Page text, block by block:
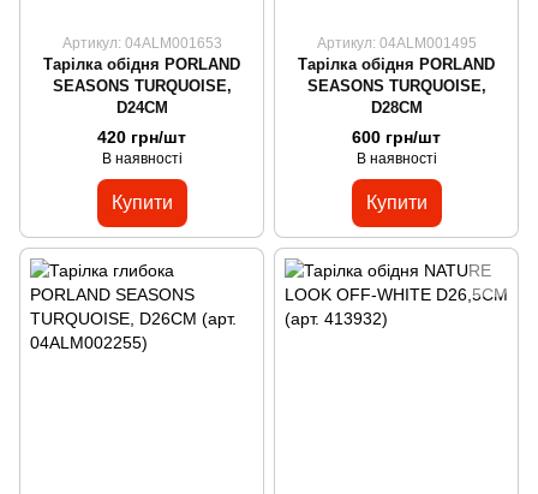
Артикул: 04ALM001653
Тарілка обідня PORLAND
SEASONS TURQUOISE,
D24CM
420 грн/шт
В наявності
Купити
Артикул: 04ALM001495
Тарілка обідня PORLAND
SEASONS TURQUOISE,
D28CM
600 грн/шт
В наявності
Купити